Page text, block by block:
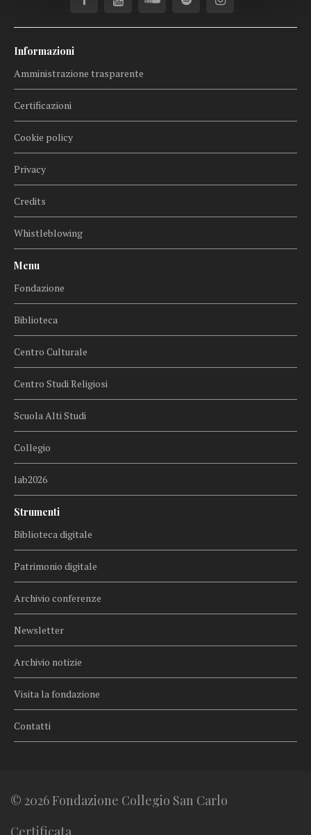
Informazioni
Amministrazione trasparente
Certificazioni
Cookie policy
Privacy
Credits
Whistleblowing
Menu
Fondazione
Biblioteca
Centro Culturale
Centro Studi Religiosi
Scuola Alti Studi
Collegio
lab2026
Strumenti
Biblioteca digitale
Patrimonio digitale
Archivio conferenze
Newsletter
Archivio notizie
Visita la fondazione
Contatti
© 2026 Fondazione Collegio San Carlo
Certificata